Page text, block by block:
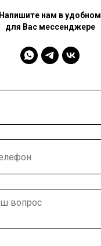
Напишите нам в удобном
для Вас мессенджере